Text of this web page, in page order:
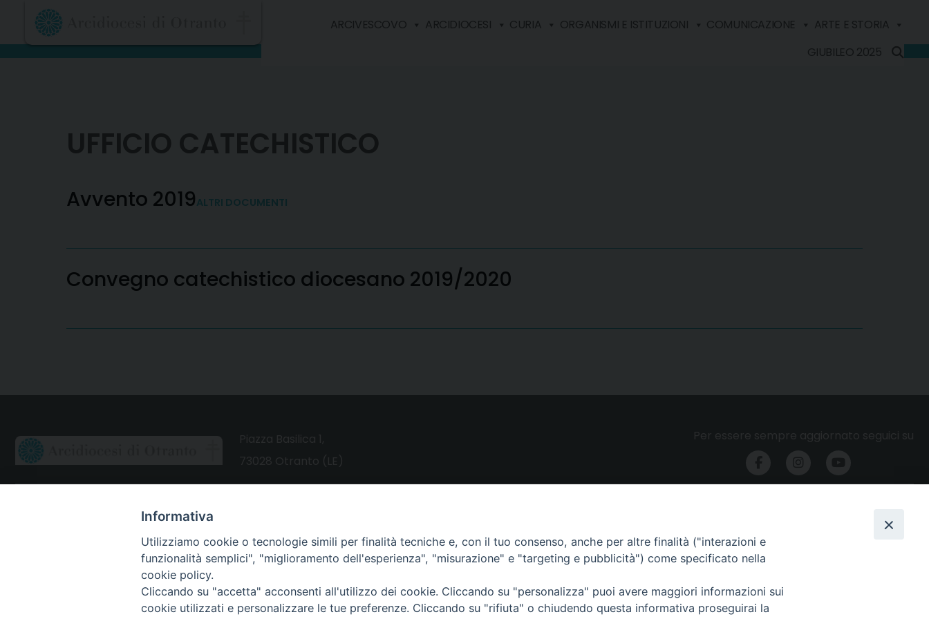
content
ARCIVESCOVO ARCIDIOCESI CURIA ORGANISMI E ISTITUZIONI COMUNICAZIONE
ARTE E STORIA
GIUBILEO 2025
UFFICIO CATECHISTICO
Avvento 2019ALTRI DOCUMENTI
Convegno catechistico diocesano 2019/2020
CONTATTI
Webmail Uffici
Webmail Parrocchie
News
Altri articoli
Notizie nazionali
Download
Informativa
Utilizziamo cookie o tecnologie simili per finalità tecniche e, con il tuo consenso, anche per altre finalità ("interazioni e
funzionalità semplici", "miglioramento dell'esperienza", "misurazione" e "targeting e pubblicità") come specificato nella
cookie policy.
Cliccando su "accetta" acconsenti all'utilizzo dei cookie. Cliccando su "personalizza" puoi avere maggiori informazioni sui
cookie utilizzati e personalizzare le tue preferenze. Cliccando su "rifiuta" o chiudendo questa informativa proseguirai la